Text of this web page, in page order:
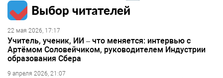
Выбор читателей
22 мая 2026, 17:17
Учитель, ученик, ИИ – что меняется: интервью с
Артёмом Соловейчиком, руководителем Индустрии
образования Сбера
9 апреля 2026, 21:07